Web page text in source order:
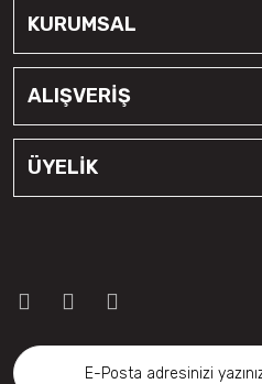
KURUMSAL
ALIŞVERİŞ
ÜYELİK